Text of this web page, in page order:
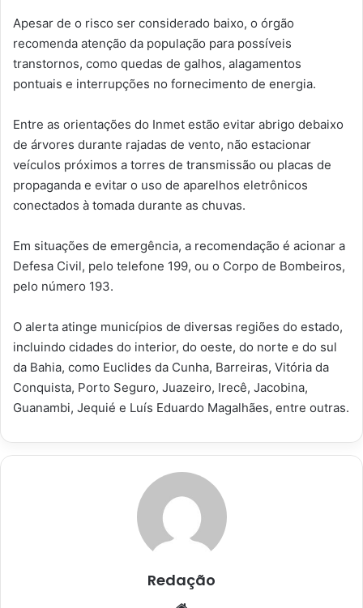
Apesar de o risco ser considerado baixo, o órgão
recomenda atenção da população para possíveis
transtornos, como quedas de galhos, alagamentos
pontuais e interrupções no fornecimento de energia.
Entre as orientações do Inmet estão evitar abrigo debaixo
de árvores durante rajadas de vento, não estacionar
veículos próximos a torres de transmissão ou placas de
propaganda e evitar o uso de aparelhos eletrônicos
conectados à tomada durante as chuvas.
Em situações de emergência, a recomendação é acionar a
Defesa Civil, pelo telefone 199, ou o Corpo de Bombeiros,
pelo número 193.
O alerta atinge municípios de diversas regiões do estado,
incluindo cidades do interior, do oeste, do norte e do sul
da Bahia, como Euclides da Cunha, Barreiras, Vitória da
Conquista, Porto Seguro, Juazeiro, Irecê, Jacobina,
Guanambi, Jequié e Luís Eduardo Magalhães, entre outras.
Redação